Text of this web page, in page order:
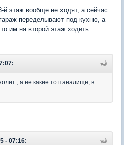
й этаж вообще не ходят, а сейчас
переделывают под кухню, а
им на второй этаж ходить
, а не какие то паналище, в
- 07:16: